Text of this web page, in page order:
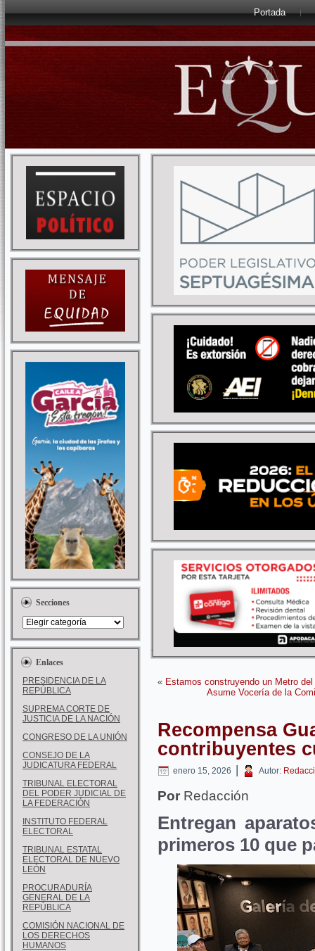
Portada
Secciones
Enlaces
PRESIDENCIA DE LA
REPÚBLICA
SUPREMA CORTE DE
JUSTICIA DE LA NACIÓN
CONGRESO DE LA UNIÓN
CONSEJO DE LA
JUDICATURA FEDERAL
TRIBUNAL ELECTORAL
DEL PODER JUDICIAL DE
LA FEDERACIÓN
INSTITUTO FEDERAL
ELECTORAL
TRIBUNAL ESTATAL
ELECTORAL DE NUEVO
LEÓN
PROCURADURÍA
GENERAL DE LA
REPÚBLICA
COMISIÓN NACIONAL DE
LOS DERECHOS
HUMANOS
« Estamos construyendo un Metro
Asume Vocería de la
Recompensa
contribuyentes
enero 15, 2026 | Autor:
Por Redacción
Entregan
primeros 10 que